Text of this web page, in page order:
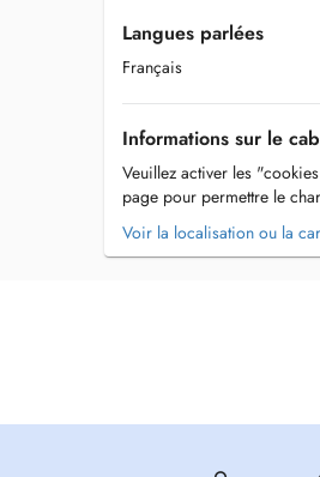
Langues parlées
Français
Informations sur le
Veuillez activer les
page pour permettre le
Voir la localisation ou la